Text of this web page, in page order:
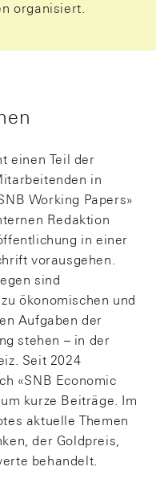
organisiert.
einen Teil der
in
Working Papers»
Redaktion
in einer
vorausgehen.
sind
ökonomischen und
Aufgaben der
stehen – in der
Seit 2024
«SNB Economic
kurze Beiträge. Im
aktuelle Themen
der Goldpreis,
behandelt.